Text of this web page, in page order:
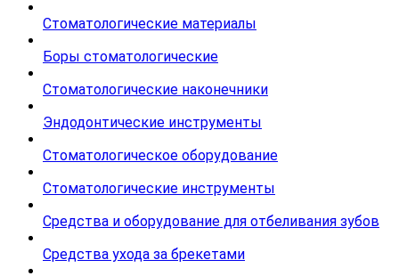
Стоматологические материалы
Боры стоматологические
Стоматологические наконечники
Эндодонтические инструменты
Стоматологическое оборудование
Стоматологические инструменты
Средства и оборудование для отбеливания зубов
Средства ухода за брекетами